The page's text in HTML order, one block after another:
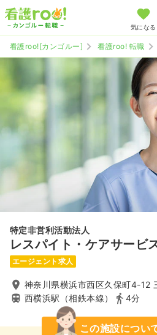
気になる
看護roo![カンゴルー] 看護roo! 転職
特定非営利活動法人
レスパイト・ケアサービ
エージェント求人
神奈川県横浜市西区久保町4-12
西横浜駅（相鉄本線）
4分
この施設につい